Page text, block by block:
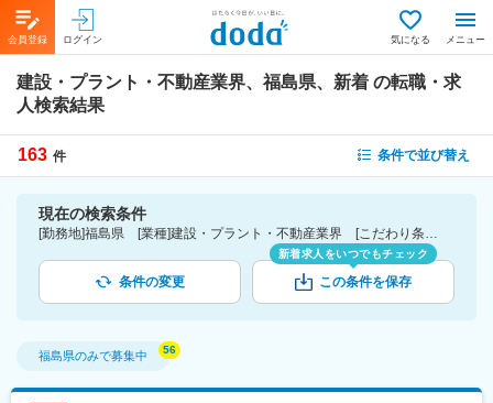
会員登録 ログイン 気になる メニュー
建設・プラント・不動産業界、福島県、新着 の転職・求
人検索結果
163 件 条件で並び替え
現在の検索条件
[勤務地]福島県 [業種]建設・プラント・不動産業界 [こだわり条件ピックアップ]新着
条件の変更
新着求人をいつでもチェック
この条件を保存
福島県のみで募集中